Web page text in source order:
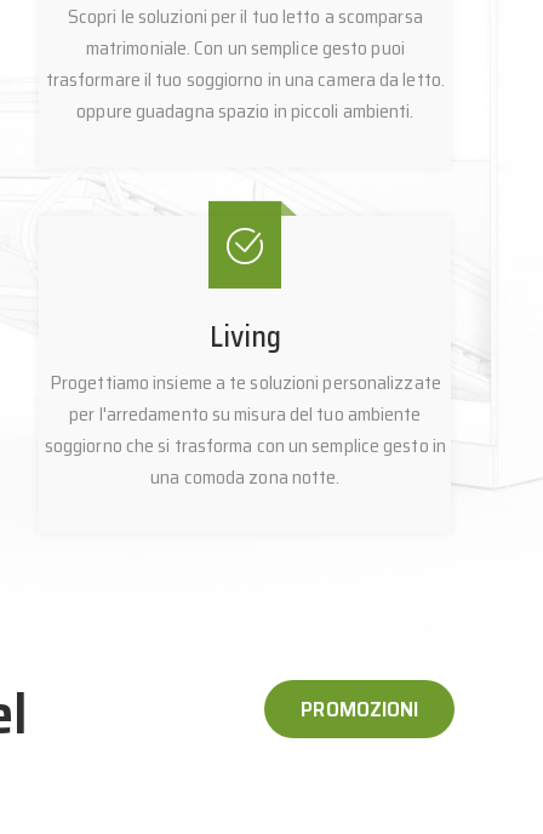
Scopri le soluzioni per il tuo letto a scomparsa
matrimoniale. Con un semplice gesto puoi
trasformare il tuo soggiorno in una camera da letto.
oppure guadagna spazio in piccoli ambienti.
Living
Progettiamo insieme a te soluzioni personalizzate
per l'arredamento su misura del tuo ambiente
soggiorno che si trasforma con un semplice gesto in
una comoda zona notte.
PROMOZIONI